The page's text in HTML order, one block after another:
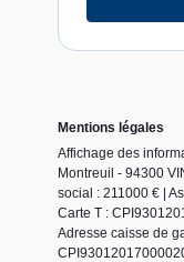
Mentions légales
Affichage des
Montreuil - 94300
social : 211000 € |
Carte T :
Adresse caisse de